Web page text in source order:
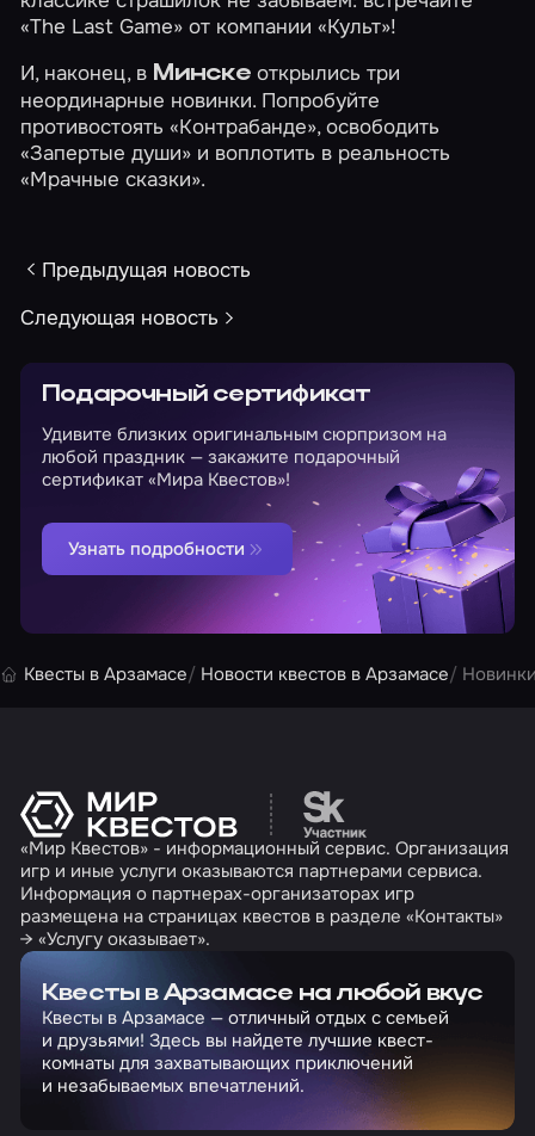
«The Last Game» от компании «Культ»!
И, наконец, в Минскеоткрылись три
неординарные новинки. Попробуйте
противостоять«Контрабанде», освободить
«Запертые души» и воплотить в реальность
«Мрачные сказки».
Предыдущая новость
Следующая новость
Подарочный сертификат
Удивите близких оригинальным сюрпризом на
любой праздник — закажите подарочный
сертификат «Мира Квестов»!
Узнать подробности
Квесты в Арзамасе Новости квестов в Арзамасе
Перейти на сайт
«Мир Квестов» - информационный сервис. Организация
игр и иные услуги оказываются партнерами сервиса.
Информация о партнерах-организаторах игр
размещена на страницах квестов в разделе «Контакты»
→ «Услугу оказывает».
Квесты в Арзамасе на любой вкус
Квесты в Арзамасе — отличный отдых с семьей
и друзьями! Здесь вы найдете лучшие квест-
комнаты для захватывающих приключений
и незабываемых впечатлений.